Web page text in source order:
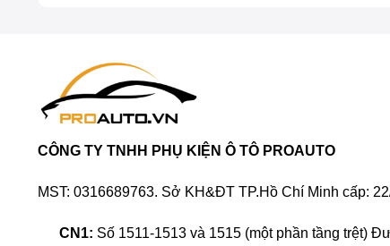
Độ body kit xe
CÔNG TY TNHH PHỤ KIỆN Ô TÔ PROAUTO
MST: 0316689763. Sở KH&ĐT TP.Hồ Chí Minh cấp:
CN1: Số 1511-1513 và 1515 (một phần tầng trệt)